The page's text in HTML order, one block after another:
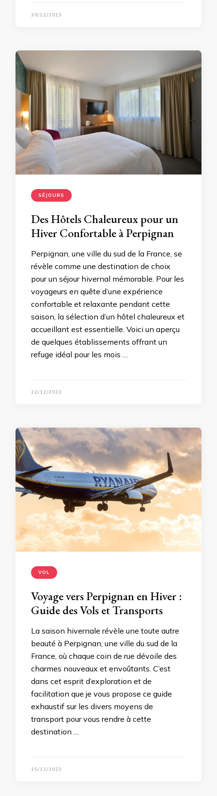
30/12/2023
SÉJOURS
Des Hôtels Chaleureux pour un
Hiver Confortable à Perpignan
Perpignan, une ville du sud de la France, se
révèle comme une destination de choix
pour un séjour hivernal mémorable. Pour les
voyageurs en quête d’une expérience
confortable et relaxante pendant cette
saison, la sélection d’un hôtel chaleureux et
accueillant est essentielle. Voici un aperçu
de quelques établissements offrant un
refuge idéal pour les mois …
22/12/2023
VOL
Voyage vers Perpignan en Hiver :
Guide des Vols et Transports
La saison hivernale révèle une toute autre
beauté à Perpignan, une ville du sud de la
France, où chaque coin de rue dévoile des
charmes nouveaux et envoûtants. C’est
dans cet esprit d’exploration et de
facilitation que je vous propose ce guide
exhaustif sur les divers moyens de
transport pour vous rendre à cette
destination …
15/12/2023